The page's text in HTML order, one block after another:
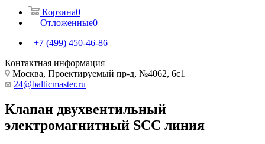
Корзина0
Отложенные0
+7 (499) 450-46-86
Контактная информация
Москва, Проектируемый пр-д, №4062, 6с1
24@balticmaster.ru
Клапан двухвентильный
электромагнитный SCC линия